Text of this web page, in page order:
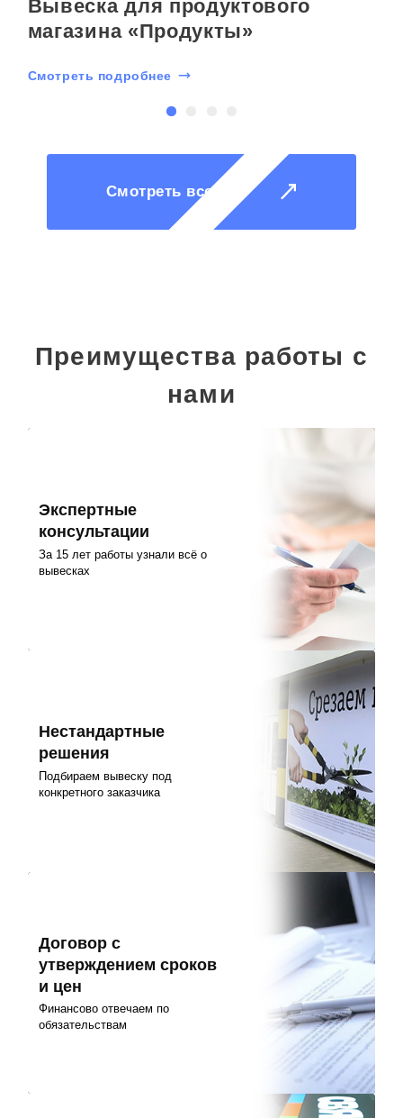
Вывеска для продуктового
магазина «Продукты»
Смотреть подробнее
Смотреть все
Преимущества работы с
нами
Экспертные
консультации
За 15 лет работы узнали всё о
вывесках
Нестандартные
решения
Подбираем вывеску под
конкретного заказчика
Договор с
утверждением сроков
и цен
Финансово отвечаем по
обязательствам